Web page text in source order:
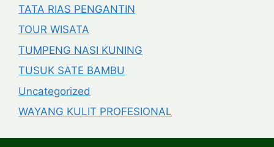
TATA RIAS PENGANTIN
TOUR WISATA
TUMPENG NASI KUNING
TUSUK SATE BAMBU
Uncategorized
WAYANG KULIT PROFESIONAL